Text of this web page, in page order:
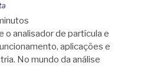
o analisador de partícula e
aplicações e
No mundo da análise